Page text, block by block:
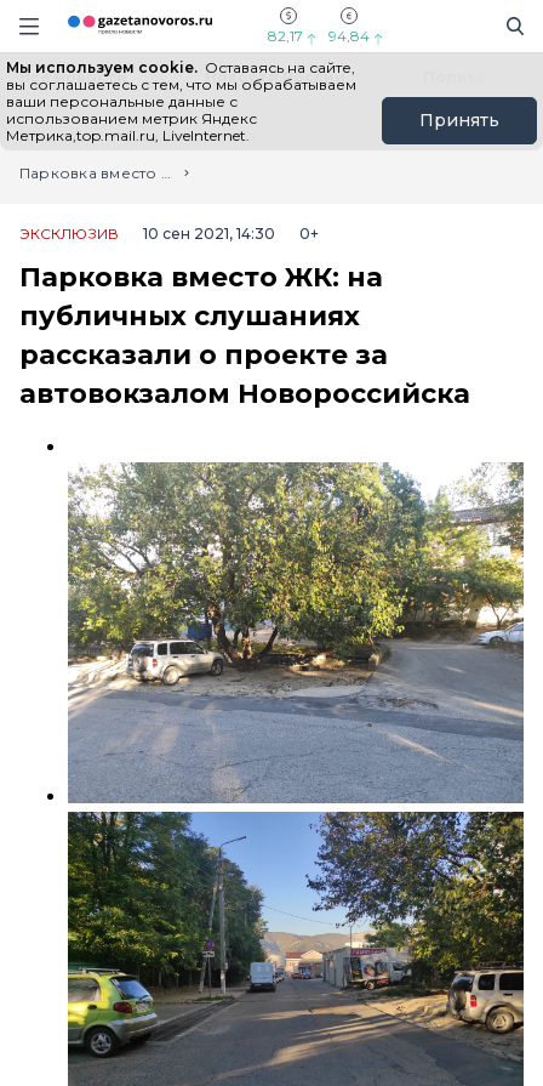
Информационный портал "ГазетаНоворос.ру"
Навигация сайта
82,17 94,84
Мы используем cookie. Оставаясь на сайте,
вы соглашаетесь с тем, что мы обрабатываем
ваши персональные данные с
использованием метрик Яндекс
Метрика,top.mail.ru, LiveInternet.
Принять
Все новости Новости России
Главная
Лента новостей
Парковка вместо ЖК: на публичных слушаниях рассказали о проекте за автовокзалом Новороссийска
ЭКСКЛЮЗИВ 10 сен 2021, 14:30 0+
Парковка вместо ЖК: на
публичных слушаниях
рассказали о проекте за
автовокзалом Новороссийска